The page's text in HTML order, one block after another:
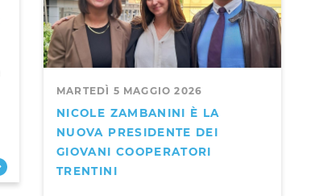
MARTEDÌ 5 MAGGIO 2026
NICOLE ZAMBANINI È LA
NUOVA PRESIDENTE DEI
GIOVANI COOPERATORI
TRENTINI